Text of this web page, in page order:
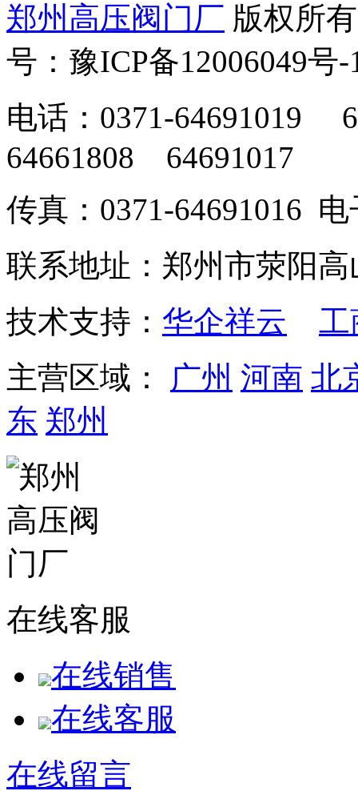
郑州高压阀门厂 版权所
号：豫ICP备12006049号-
电话：0371-
64661808 64691017
传真：0371-64691016
联系地址：郑州市荥阳高
技术支持： 华企祥云
工
主营区域： 广州 河南 北
东 郑州
在线客服
在线销售
在线客服
在线留言